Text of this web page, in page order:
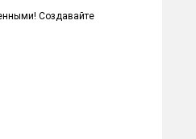
Создавайте